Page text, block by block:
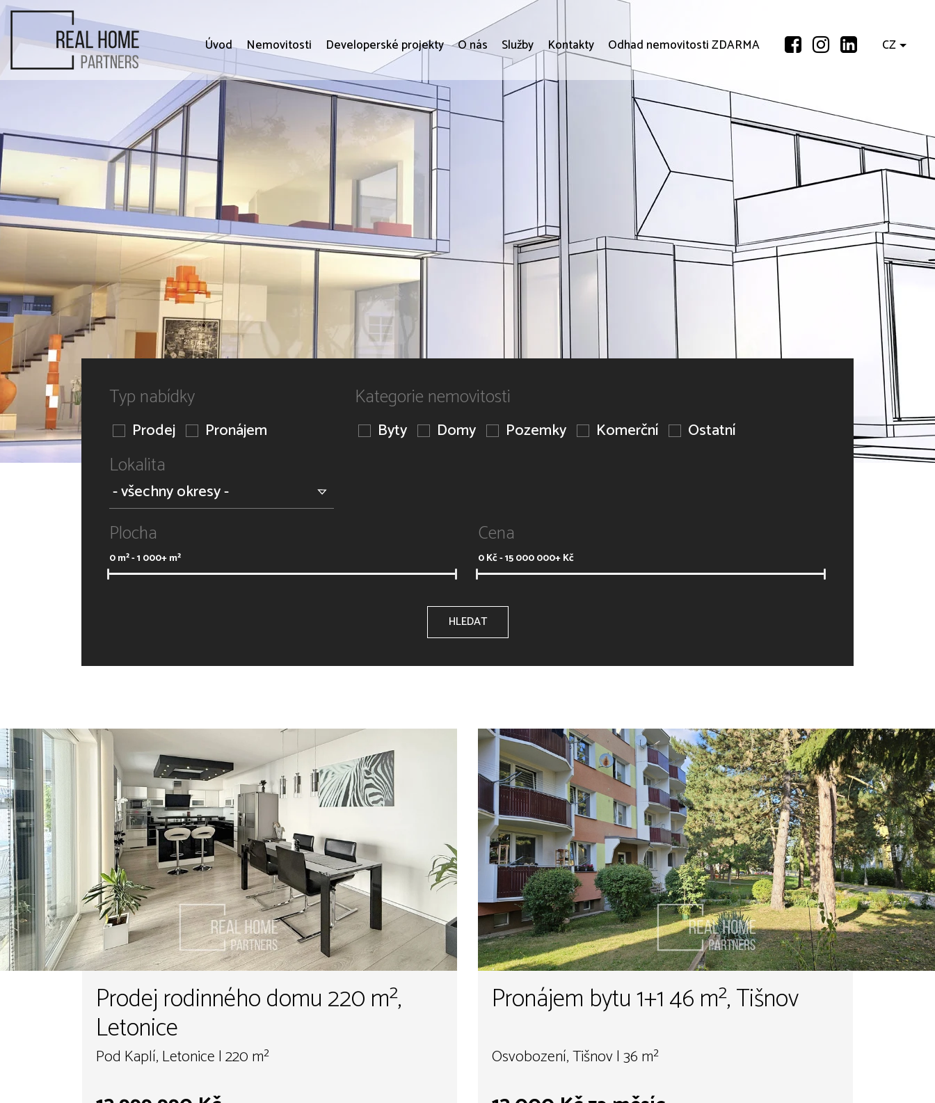
Úvod Nemovitosti Developerské projekty O nás Služby Kontakty Odhad nemovitosti ZDARMA CZ
Typ nabídky
Prodej Pronájem
Lokalita
Kategorie nemovitosti
Byty Domy Pozemky Komerční Ostatní
Plocha
0m² -1 000+m²
Cena
0Kč -15 000 000+Kč
HLEDAT
Prodej rodinného domu 220 m²,
Letonice
Pod Kaplí, Letonice | 220 m²
Pronájem bytu 1+1 46 m², Tišnov
Osvobození, Tišnov | 36 m²